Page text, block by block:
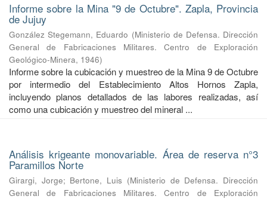
Informe sobre la Mina "9 de Octubre". Zapla, Provincia
de Jujuy
González Stegemann, Eduardo (Ministerio de Defensa. Dirección
General de Fabricaciones Militares. Centro de Exploración
Geológico-Minera, 1946)
Informe sobre la cubicación y muestreo de la Mina 9 de Octubre
por intermedio del Establecimiento Altos Hornos Zapla,
incluyendo planos detallados de las labores realizadas, así
como una cubicación y muestreo del mineral ...
Análisis krigeante monovariable. Área de reserva n°3
Paramillos Norte
Girargi, Jorge; Bertone, Luis (Ministerio de Defensa. Dirección
General de Fabricaciones Militares. Centro de Exploración